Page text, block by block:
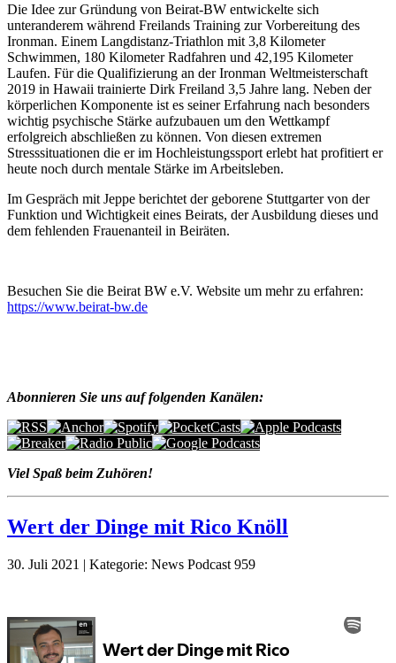
Die Idee zur Gründung von Beirat-BW entwickelte sich
unteranderem während Freilands Training zur Vorbereitung des
Ironman. Einem Langdistanz-Triathlon mit 3,8 Kilometer
Schwimmen, 180 Kilometer Radfahren und 42,195 Kilometer
Laufen. Für die Qualifizierung an der Ironman Weltmeisterschaft
2019 in Hawaii trainierte Dirk Freiland 3,5 Jahre lang. Neben der
körperlichen Komponente ist es seiner Erfahrung nach besonders
wichtig psychische Stärke aufzubauen um den Wettkampf
erfolgreich abschließen zu können. Von diesen extremen
Stresssituationen die er im Hochleistungssport erlebt hat profitiert er
heute noch durch mentale Stärke im Arbeitsleben.
Im Gespräch mit Jeppe berichtet der geborene Stuttgarter von der
Funktion und Wichtigkeit eines Beirats, der Ausbildung dieses und
dem fehlenden Frauenanteil in Beiräten.
Besuchen Sie die Beirat BW e.V. Website um mehr zu erfahren:
https://www.beirat-bw.de
Abonnieren Sie uns auf folgenden Kanälen:
Viel Spaß beim Zuhören!
Wert der Dinge mit Rico Knöll
30. Juli 2021 | Kategorie: News Podcast 959